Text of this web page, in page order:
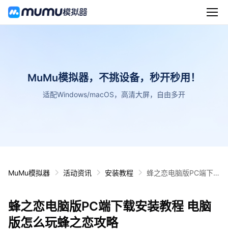
MuMu模拟器，不挑设备，秒开秒用！
适配Windows/macOS，高清大屏，自由多开
MuMu模拟器 活动资讯 安装教程
蜂之恋电脑版PC端下
蜂之恋电脑版PC端下载安装教程 电脑
版怎么玩蜂之恋攻略